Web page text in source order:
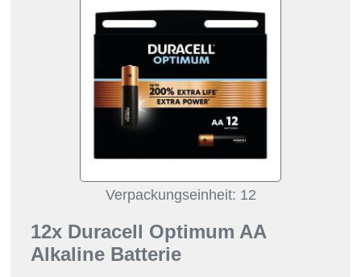
Verpackungseinheit: 12
12x Duracell Optimum AA
Alkaline Batterie